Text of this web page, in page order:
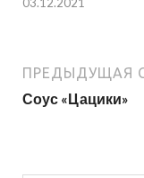
ПРЕДЫДУЩАЯ
Соус «Цацики»